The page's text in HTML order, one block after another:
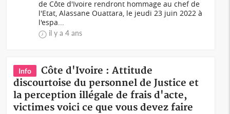
de Côte d'Ivoire rendront hommage au chef de
l'Etat, Alassane Ouattara, le jeudi 23 juin 2022 à
l'espa...
il y a 4 ans
Info
Côte d'Ivoire : Attitude
discourtoise du personnel de Justice et
la perception illégale de frais d'acte,
victimes voici ce que vous devez faire